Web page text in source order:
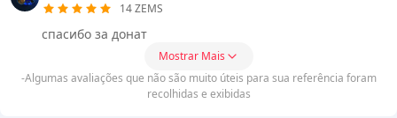
14 ZEMS
спасибо за донат
Mostrar Mais
-Algumas avaliações que não são muito úteis para sua referência foram
recolhidas e exibidas